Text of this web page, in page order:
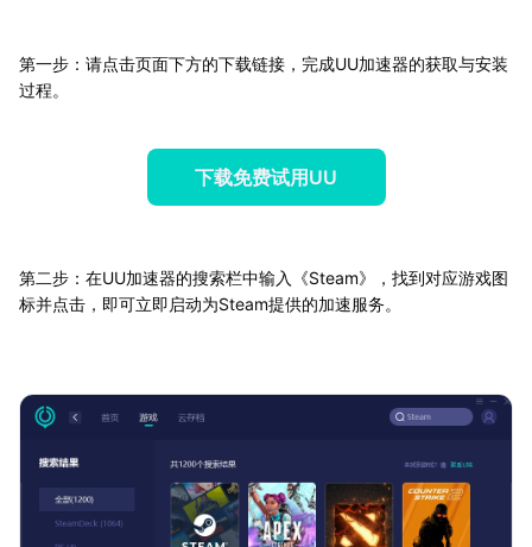
第一步：请点击页面下方的下载链接，完成UU加速器的获取与安装
过程。
下载免费试用UU
第二步：在UU加速器的搜索栏中输入《Steam》，找到对应游戏图
标并点击，即可立即启动为Steam提供的加速服务。